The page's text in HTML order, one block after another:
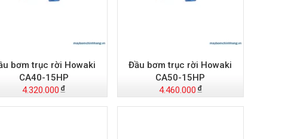
bơm trục rời Howaki
CA40-15HP
4.320.000
Đầu bơm trục rời Howaki
CA50-15HP
4.460.000